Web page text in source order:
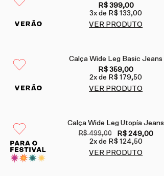
R$ 399,00
3x de R$ 133,00
VER PRODUTO
Calça Wide Leg Basic Jeans
R$ 359,00
2x de R$ 179,50
VER PRODUTO
Calça Wide Leg Utopía Jeans
R$ 499,00
R$ 249,00
2x de R$ 124,50
VER PRODUTO